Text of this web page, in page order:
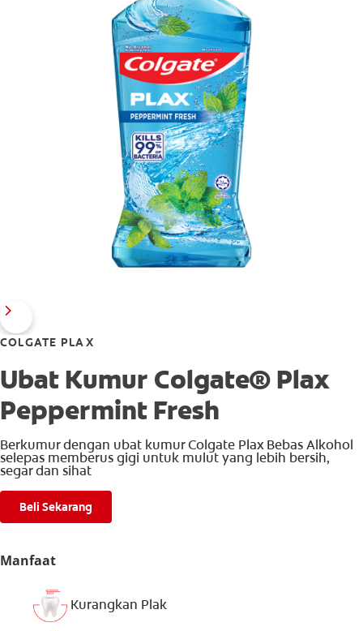
COLGATE PLAX
Ubat Kumur Colgate® Plax
Peppermint Fresh
Berkumur dengan ubat kumur Colgate Plax Bebas Alkohol
selepas memberus gigi untuk mulut yang lebih bersih,
segar dan sihat
Beli Sekarang
Manfaat
Kurangkan Plak